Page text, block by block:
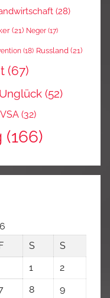
(28)
(21) Neger (17)
(18) Russland (21)
(67)
Unglück (52)
VSA (32)
(166)
F S
S
1
2
8
9